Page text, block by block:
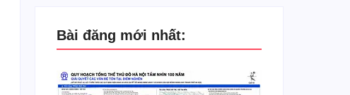
Bài đăng mới nhất: